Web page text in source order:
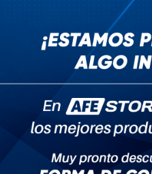
Usamos la información que
sus pedidos, brindar una
personalizada e informarle
especiales a través de correo
Su inscripción en nuestra
previa aceptación de estas
correos electrónicos
detallado en esta sección. No
disposición de terceros